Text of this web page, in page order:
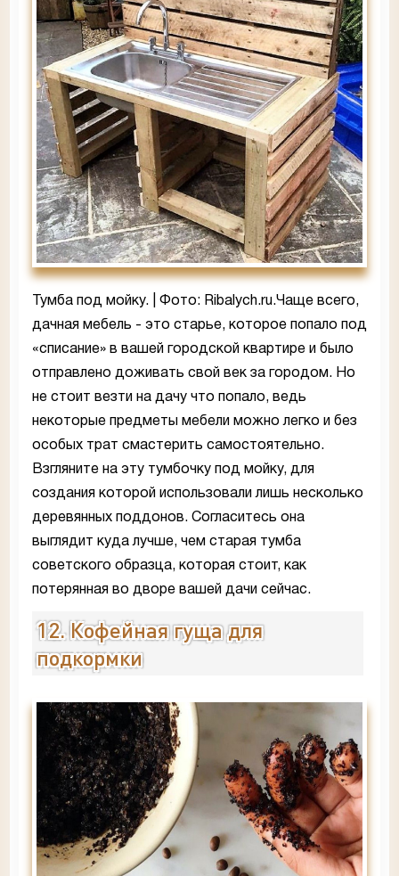
Тумба под мойку. | Фото: Ribalych.ru.Чаще всего,
дачная мебель - это старье, которое попало под
«списание» в вашей городской квартире и было
отправлено доживать свой век за городом. Но
не стоит везти на дачу что попало, ведь
некоторые предметы мебели можно легко и без
особых трат смастерить самостоятельно.
Взгляните на эту тумбочку под мойку, для
создания которой использовали лишь несколько
деревянных поддонов. Согласитесь она
выглядит куда лучше, чем старая тумба
советского образца, которая стоит, как
потерянная во дворе вашей дачи сейчас.
12. Кофейная гуща для
подкормки